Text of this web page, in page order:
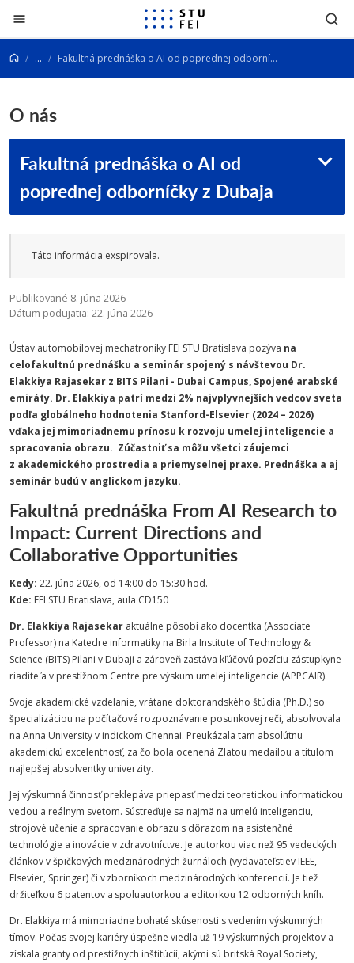
Prejsť na obsah
... Fakultná prednáška o AI od poprednej odborníčky z Dubaja
O nás
Fakultná prednáška o AI od
poprednej odborníčky z Dubaja
Táto informácia exspirovala.
Publikované 8. júna 2026
Dátum podujatia: 22. júna 2026
Ústav automobilovej mechatroniky FEI STU Bratislava pozýva na
celofakultnú prednášku a seminár spojený s návštevou Dr.
Elakkiya Rajasekar z BITS Pilani - Dubai Campus, Spojené arabské
emiráty. Dr. Elakkiya patrí medzi 2% najvplyvnejších vedcov sveta
podľa globálneho hodnotenia Stanford-Elsevier (2024 – 2026)
vďaka jej mimoriadnemu prínosu k rozvoju umelej inteligencie a
spracovania obrazu. Zúčastniť sa môžu všetci záujemci
z akademického prostredia a priemyselnej praxe. Prednáška a aj
seminár budú v anglickom jazyku.
Fakultná prednáška From AI Research to
Impact: Current Directions and
Collaborative Opportunities
Kedy: 22. júna 2026, od 14:00 do 15:30 hod.
Kde: FEI STU Bratislava, aula CD150
Dr. Elakkiya Rajasekar aktuálne pôsobí ako docentka (Associate
Professor) na Katedre informatiky na Birla Institute of Technology &
Science (BITS) Pilani v Dubaji a zároveň zastáva kľúčovú pozíciu zástupkyne
riaditeľa v prestížnom Centre pre výskum umelej inteligencie (APPCAIR).
Svoje akademické vzdelanie, vrátane doktorandského štúdia (Ph.D.) so
špecializáciou na počítačové rozpoznávanie posunkovej reči, absolvovala
na Anna University v indickom Chennai. Preukázala tam absolútnu
akademickú excelentnosť, za čo bola ocenená Zlatou medailou a titulom
najlepšej absolventky univerzity.
Jej výskumná činnosť preklepáva priepasť medzi teoretickou informatickou
vedou a reálnym svetom. Sústreďuje sa najmä na umelú inteligenciu,
strojové učenie a spracovanie obrazu s dôrazom na asistenčné
technológie a inovácie v zdravotníctve. Je autorkou viac než 95 vedeckých
článkov v špičkových medzinárodných žurnáloch (vydavateľstiev IEEE,
Elsevier, Springer) či v zborníkoch medzinárodných konferencií. Je tiež
držiteľkou 6 patentov a spoluautorkou a editorkou 12 odborných kníh.
Dr. Elakkiya má mimoriadne bohaté skúsenosti s vedením výskumných
tímov. Počas svojej kariéry úspešne viedla už 19 výskumných projektov a
získala granty od prestížnych inštitúcií, akými sú britská Royal Society,